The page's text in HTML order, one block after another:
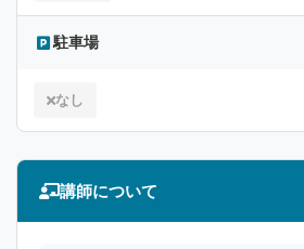
駐車場
なし
講師について